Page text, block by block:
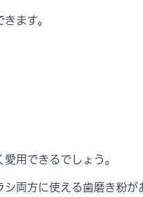
ます。
用できるでしょう。
両方に使える歯磨き粉が